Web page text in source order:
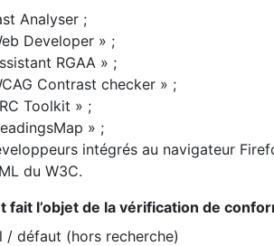
Analyser ;
Developer » ;
RGAA » ;
Contrast checker » ;
Toolkit » ;
» ;
intégrés au navigateur
du W3C.
fait l’objet de la vérification de
/ défaut (hors recherche)